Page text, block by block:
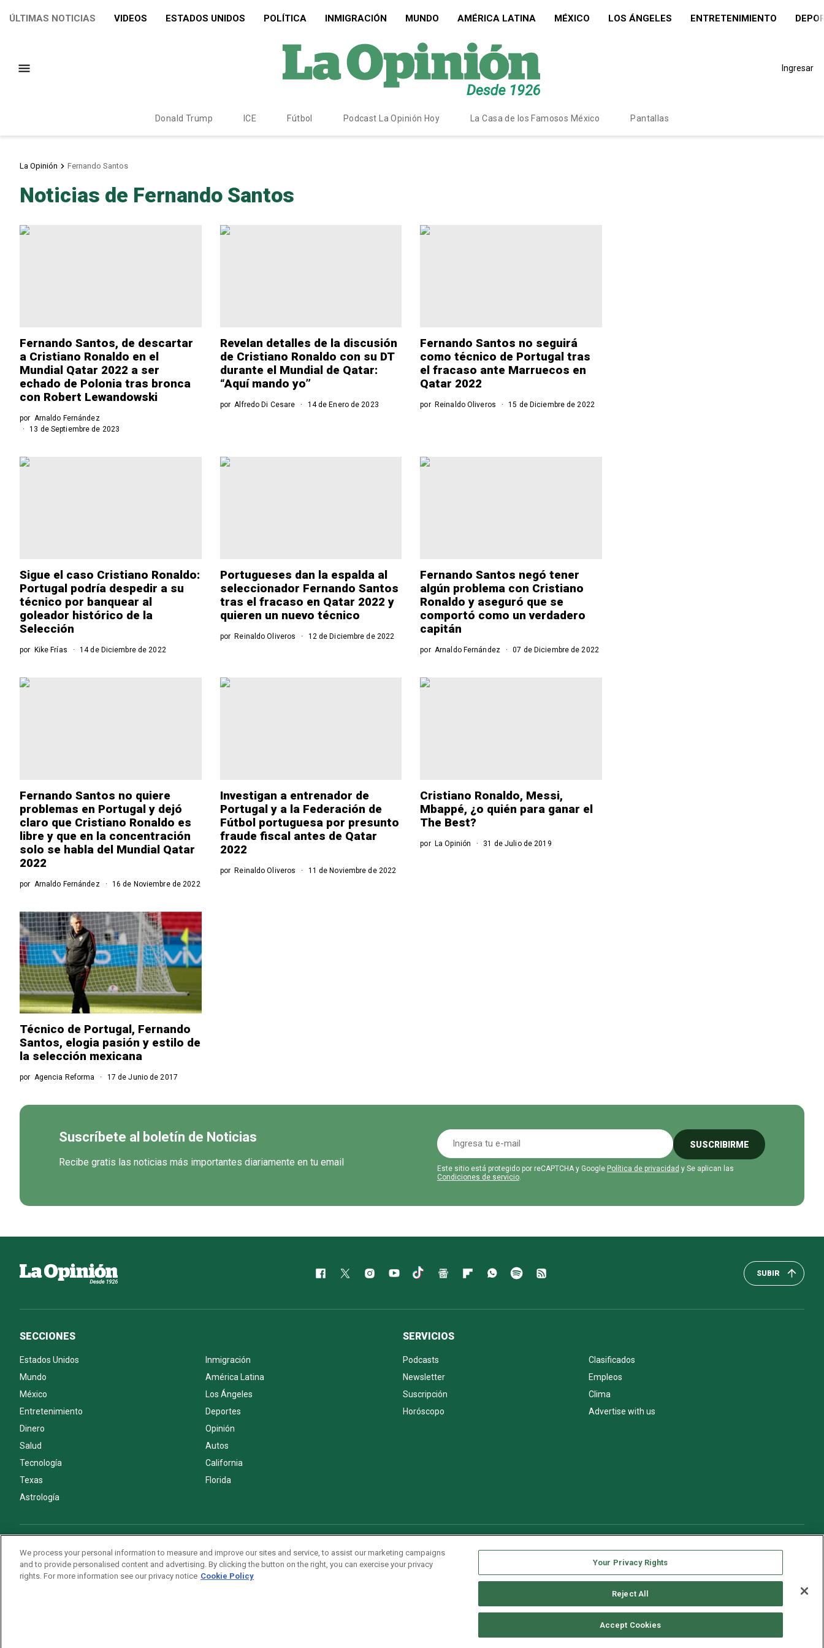
ÚLTIMAS NOTICIAS VIDEOS ESTADOS UNIDOS POLÍTICA INMIGRACIÓN MUNDO AMÉRICA LATINA MÉXICO LOS ÁNGELES ENTRETENIMIENTO
Ingresar
Donald Trump ICE Fútbol Podcast La Opinión Hoy La Casa de los Famosos México Pantallas
La Opinión Fernando Santos
Noticias de Fernando Santos
Fernando Santos, de descartar
a Cristiano Ronaldo en el
Mundial Qatar 2022 a ser
echado de Polonia tras bronca
con Robert Lewandowski
por Arnaldo Fernández
13 de Septiembre de 2023
Revelan detalles de la discusión
de Cristiano Ronaldo con su DT
durante el Mundial de Qatar:
“Aquí mando yo”
porAlfredo Di Cesare 14 de Enero de 2023
Fernando Santos no seguirá
como técnico de Portugal tras
el fracaso ante Marruecos en
Qatar 2022
por Reinaldo Oliveros 15 de Diciembre de 2022
Sigue el caso Cristiano Ronaldo:
Portugal podría despedir a su
técnico por banquear al
goleador histórico de la
Selección
por Kike Frías 14 de Diciembre de 2022
Portugueses dan la espalda al
seleccionador Fernando Santos
tras el fracaso en Qatar 2022 y
quieren un nuevo técnico
porReinaldo Oliveros 12 de Diciembre de 2022
Fernando Santos negó tener
algún problema con Cristiano
Ronaldo y aseguró que se
comportó como un verdadero
capitán
por Arnaldo Fernández 07 de Diciembre de 2022
Fernando Santos no quiere
problemas en Portugal y dejó
claro que Cristiano Ronaldo es
libre y que en la concentración
solo se habla del Mundial Qatar
2022
por Arnaldo Fernández 16 de Noviembre de 2022
Investigan a entrenador de
Portugal y a la Federación de
Fútbol portuguesa por presunto
fraude fiscal antes de Qatar
2022
porReinaldo Oliveros 11 de Noviembre de 2022
Cristiano Ronaldo, Messi,
Mbappé, ¿o quién para ganar el
The Best?
por La Opinión 31 de Julio de 2019
Técnico de Portugal, Fernando
Santos, elogia pasión y estilo de
la selección mexicana
por Agencia Reforma 17 de Junio de 2017
Suscríbete al boletín de Noticias
Recibe gratis las noticias más importantes diariamente en tu email
SUSCRIBIRME
Este sitio está protegido por reCAPTCHA y Google Política de privacidad y Se aplican las
Condiciones de servicio.
SUBIR
SECCIONES
Estados Unidos
Inmigración
Mundo
América Latina
México
Los Ángeles
Entretenimiento
Deportes
Dinero
Opinión
Salud
Autos
Tecnología
California
Texas
Florida
Astrología
SERVICIOS
Podcasts
Clasificados
Newsletter
Empleos
Suscripción
Clima
Horóscopo
Advertise with us
Acerca de nosotros Politica de privacidad Pautas Editoriales AdChoices Advertise with us Newsletters Sitemap
We process your personal information to measure and improve our sites and service, to assist our marketing campaigns
and to provide personalised content and advertising. By clicking the button on the right, you can exercise your privacy
rights. For more information see our privacy notice Cookie Policy
Your Privacy Rights
Reject All
Accept Cookies